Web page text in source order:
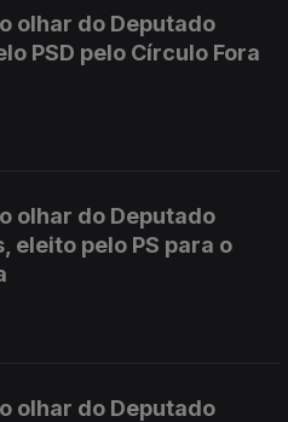
olhar do Deputado
PSD pelo Círculo Fora
olhar do Deputado
eleito pelo PS para o
olhar do Deputado